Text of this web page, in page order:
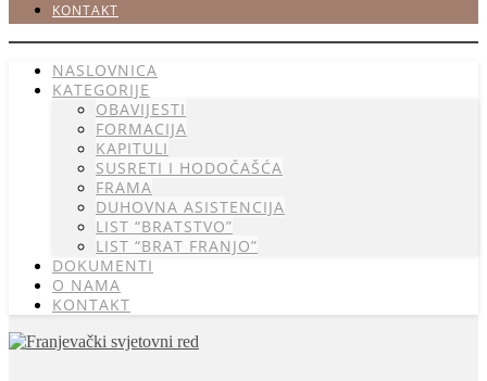
KONTAKT
NASLOVNICA
KATEGORIJE
OBAVIJESTI
FORMACIJA
KAPITULI
SUSRETI I HODOČAŠĆA
FRAMA
DUHOVNA ASISTENCIJA
LIST “BRATSTVO”
LIST “BRAT FRANJO”
DOKUMENTI
O NAMA
KONTAKT